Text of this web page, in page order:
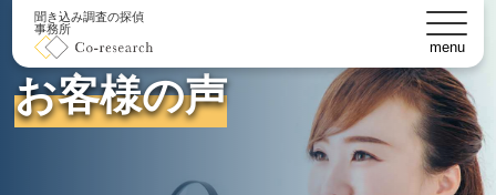
聞き込み調査の探偵
事務所
menu
お客様の声